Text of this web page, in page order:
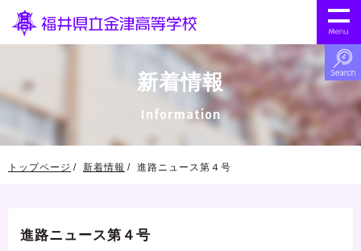
新着情報
Information
トップページ 新着情報 進路ニュース第４号
進路ニュース第４号